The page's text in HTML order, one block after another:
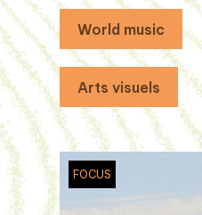
World music
Arts visuels
FOCUS